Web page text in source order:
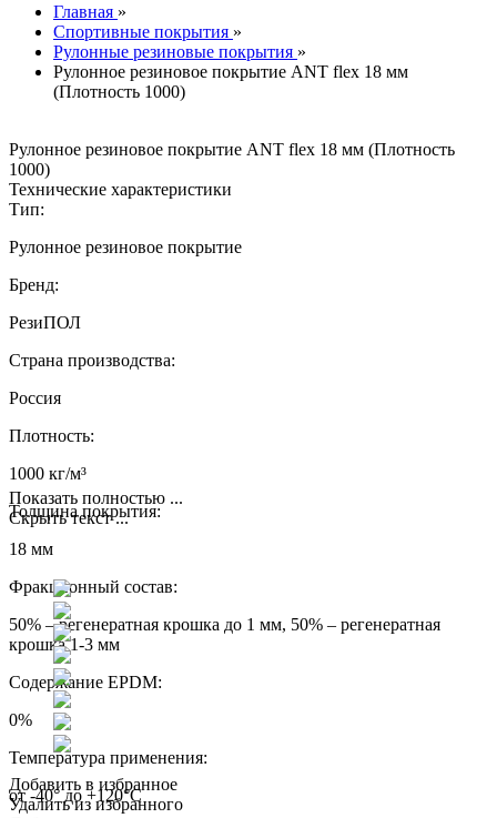
Главная »
Спортивные покрытия »
Рулонные резиновые покрытия »
Рулонное резиновое покрытие АNТ flex 18 мм
(Плотность 1000)
Рулонное резиновое покрытие АNТ flex 18 мм (Плотность
1000)
Технические характеристики
Тип:
Рулонное резиновое покрытие
Бренд:
РезиПОЛ
Страна производства:
Россия
Плотность:
1000 кг/м³
Толщина покрытия:
18 мм
Фракционный состав:
50% – регенератная крошка до 1 мм, 50% – регенератная
крошка 1-3 мм
Содержание EPDM:
0%
Температура применения:
от -40° до +120°С
Показать полностью ...
Скрыть текст ...
Добавить в избранное
Удалить из избранного